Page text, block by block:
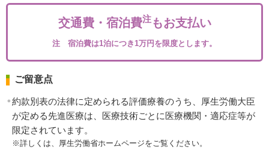
交通費・宿泊費注もお支払い
注 宿泊費は1泊につき1万円を限度とします。
ご留意点
約款別表の法律に定められる評価療養のうち、厚生労働大臣
が定める先進医療は、医療技術ごとに医療機関・適応症等が
限定されています。
※詳しくは、厚生労働省ホームページをご覧ください。